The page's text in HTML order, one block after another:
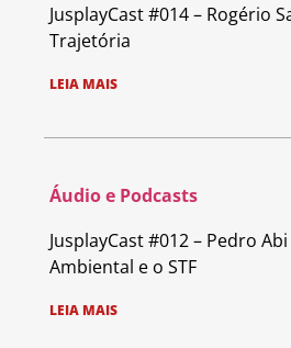
JusplayCast #014 – Rogério
Trajetória
LEIA MAIS
Áudio e Podcasts
JusplayCast #012 – Pedro
Ambiental e o STF
LEIA MAIS